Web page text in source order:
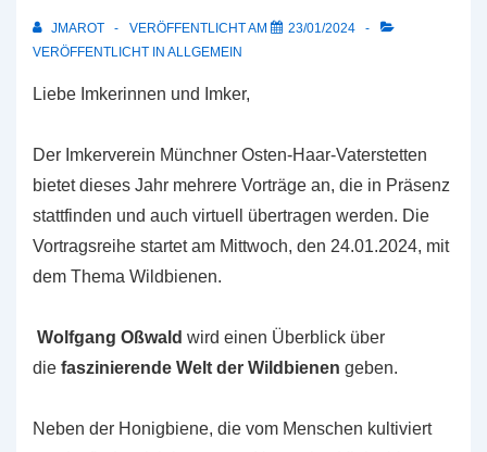
JMAROT VERÖFFENTLICHT AM
23/01/2024
VERÖFFENTLICHT IN ALLGEMEIN
Liebe Imkerinnen und Imker,
Der Imkerverein Münchner Osten-Haar-Vaterstetten
bietet dieses Jahr mehrere Vorträge an, die in Präsenz
stattfinden und auch virtuell übertragen werden. Die
Vortragsreihe startet am Mittwoch, den 24.01.2024, mit
dem Thema Wildbienen.
Wolfgang Oßwald wird einen Überblick über
die faszinierende Welt der Wildbienen geben.
Neben der Honigbiene, die vom Menschen kultiviert